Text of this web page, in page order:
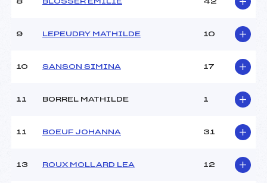
Ouvreurs C :
beau
12H00
GURI STEPHANE (SA)
Ouvreurs B :
HUDRY MATHIEU (SA)
8 BLOSSER EMILIE 42
9 LEPEUDRY MATHILDE 10
10 SANSON SIMINA 17
11 BORREL MATHILDE 1
11 BOEUF JOHANNA 31
13 ROUX MOLLARD LEA 12